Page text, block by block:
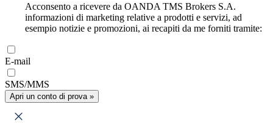
Acconsento a ricevere da OANDA TMS Brokers S.A.
informazioni di marketing relative a prodotti e servizi, ad
esempio notizie e promozioni, ai recapiti da me forniti tramite:
E-mail
SMS/MMS
Apri un conto di prova »